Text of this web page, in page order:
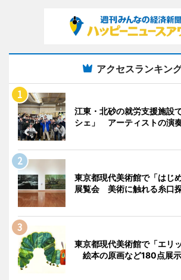
アクセスランキン
江東・北砂の就労支援施設
シェ」 アーティストの演
東京都現代美術館で「はじ
展覧会 美術に触れる糸口
東京都現代美術館で「エリ
絵本の原画など180点展示